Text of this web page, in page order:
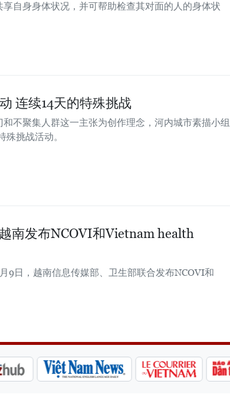
自身身体状况，并可帮助检查其对面的人的身体状
连续14天的特殊挑战
不聚集人群这一主张为创作理念，河内城市素描小组
殊挑战活动。
南发布NCOVI和Vietnam health
9日，越南信息传媒部、卫生部联合发布NCOVI和